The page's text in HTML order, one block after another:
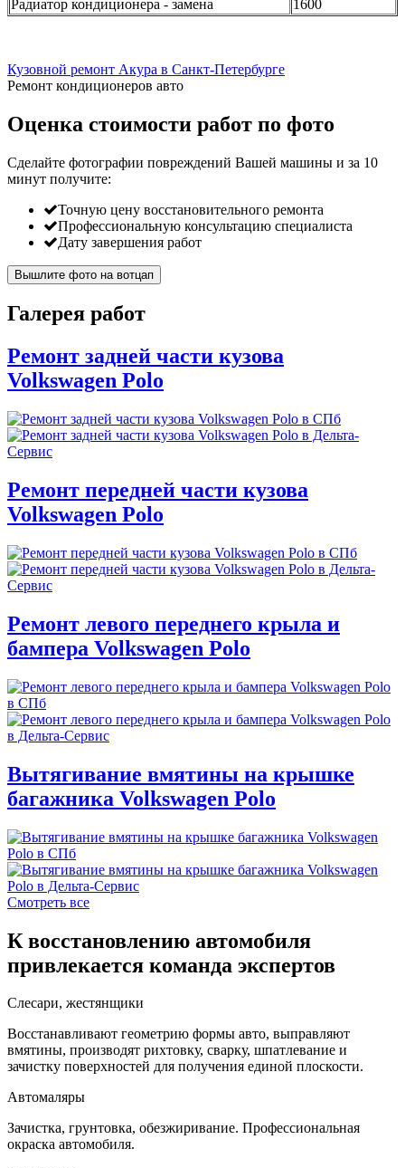
Радиатор кондиционера - замена 1600
Кузовной ремонт Акура в Санкт-Петербурге
Ремонт кондиционеров авто
Оценка стоимости работ по фото
Сделайте фотографии повреждений Вашей машины и за 10
минут получите:
Точную цену восстановительного ремонта
Профессиональную консультацию специалиста
Дату завершения работ
Вышлите фото на вотцап
Галерея работ
Ремонт задней части кузова
Volkswagen Polo
Ремонт передней части кузова
Volkswagen Polo
Ремонт левого переднего крыла и
бампера Volkswagen Polo
Вытягивание вмятины на крышке
багажника Volkswagen Polo
Смотреть все
К восстановлению автомобиля
привлекается команда экспертов
Слесари, жестянщики
Восстанавливают геометрию формы авто, выправляют
вмятины, производят рихтовку, сварку, шпатлевание и
зачистку поверхностей для получения единой плоскости.
Автомаляры
Зачистка, грунтовка, обезжиривание. Профессиональная
окраска автомобиля.